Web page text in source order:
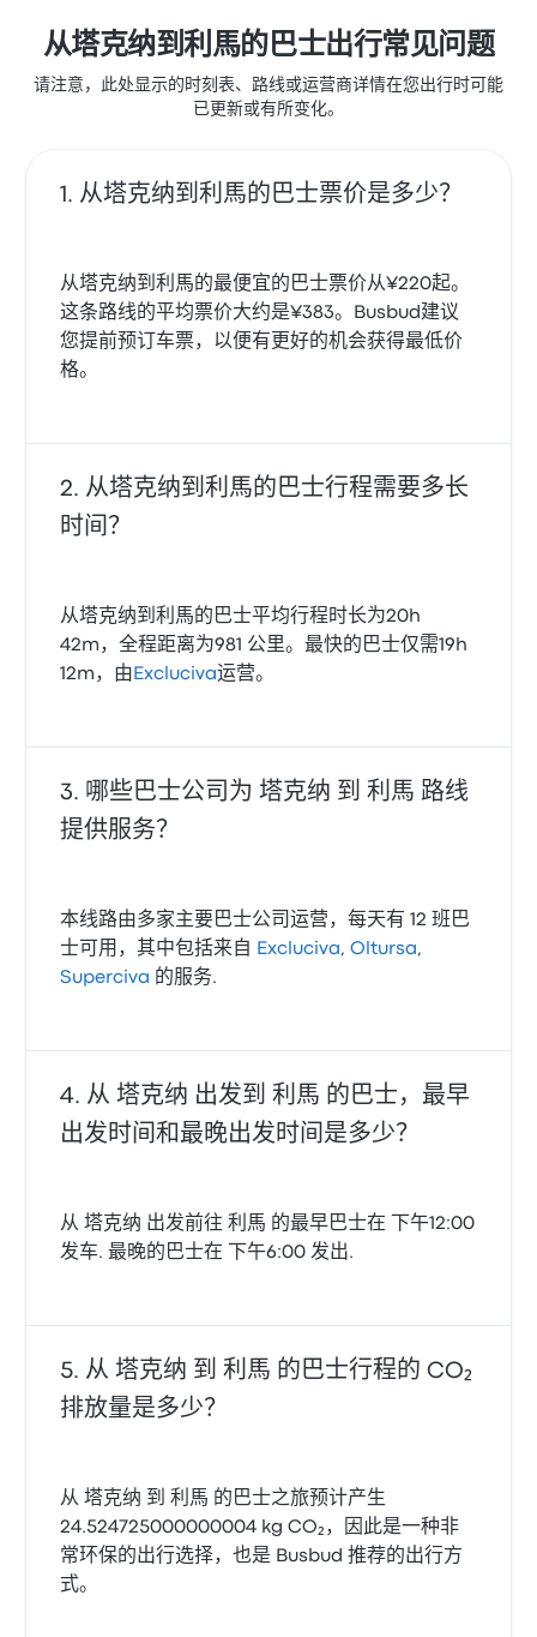
从塔克纳到利馬的巴士出行常见问题
请注意，此处显示的时刻表、路线或运营商详情在您出行时可能
已更新或有所变化。
从塔克纳到利馬的巴士票价是多少？
从塔克纳到利馬的最便宜的巴士票价从¥220起。
这条路线的平均票价大约是¥383。Busbud建议
您提前预订车票，以便有更好的机会获得最低价
格。
从塔克纳到利馬的巴士行程需要多长
时间？
从塔克纳到利馬的巴士平均行程时长为20h
42m，全程距离为981 公里。最快的巴士仅需19h
12m，由 Excluciva运营。
哪些巴士公司为 塔克纳 到 利馬 路线
提供服务？
本线路由多家主要巴士公司运营，每天有 12 班巴
士可用，其中包括来自
Excluciva,Oltursa,
Superciva 的服务.
从 塔克纳 出发到 利馬 的巴士，最早
出发时间和最晚出发时间是多少？
从 塔克纳 出发前往 利馬 的最早巴士在 下午12:00
发车. 最晚的巴士在 下午6:00 发出.
从 塔克纳 到 利馬 的巴士行程的 CO₂
排放量是多少？
从 塔克纳 到 利馬 的巴士之旅预计产生
24.524725000000004 kg CO₂，因此是一种非
常环保的出行选择，也是 Busbud 推荐的出行方
式。